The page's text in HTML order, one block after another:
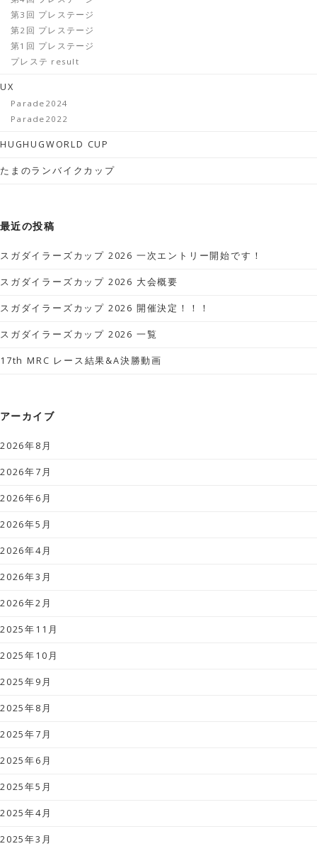
第3回 プレステージ
第2回 プレステージ
第1回 プレステージ
プレステ result
UX
Parade2024
Parade2022
HUGHUGWORLD CUP
たまのランバイクカップ
最近の投稿
スガダイラーズカップ 2026 一次エントリー開始です！
スガダイラーズカップ 2026 大会概要
スガダイラーズカップ 2026 開催決定！！！
スガダイラーズカップ 2026 一覧
17th MRC レース結果&A決勝動画
アーカイブ
2026年8月
2026年7月
2026年6月
2026年5月
2026年4月
2026年3月
2026年2月
2025年11月
2025年10月
2025年9月
2025年8月
2025年7月
2025年6月
2025年5月
2025年4月
2025年3月